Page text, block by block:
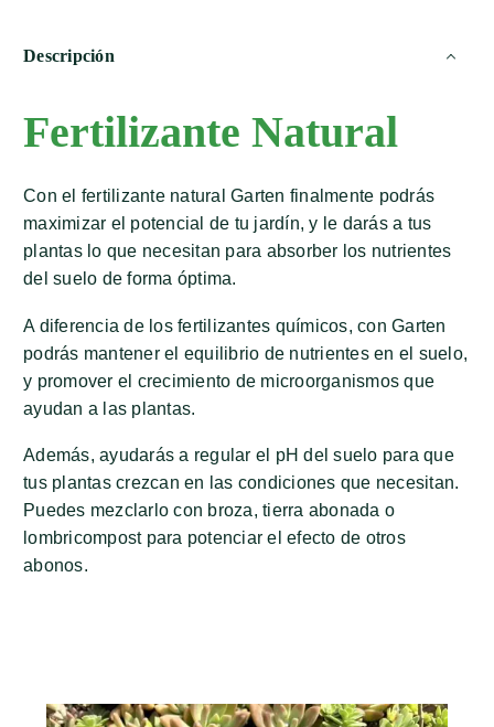
Descripción
Fertilizante Natural
Con el fertilizante natural Garten finalmente podrás
maximizar el potencial de tu jardín, y le darás a tus
plantas lo que necesitan para absorber los nutrientes
del suelo de forma óptima.
A diferencia de los fertilizantes químicos, con Garten
podrás mantener el equilibrio de nutrientes en el suelo,
y promover el crecimiento de microorganismos que
ayudan a las plantas.
Además, ayudarás a regular el pH del suelo para que
tus plantas crezcan en las condiciones que necesitan.
Puedes mezclarlo con broza, tierra abonada o
lombricompost para potenciar el efecto de otros
abonos.